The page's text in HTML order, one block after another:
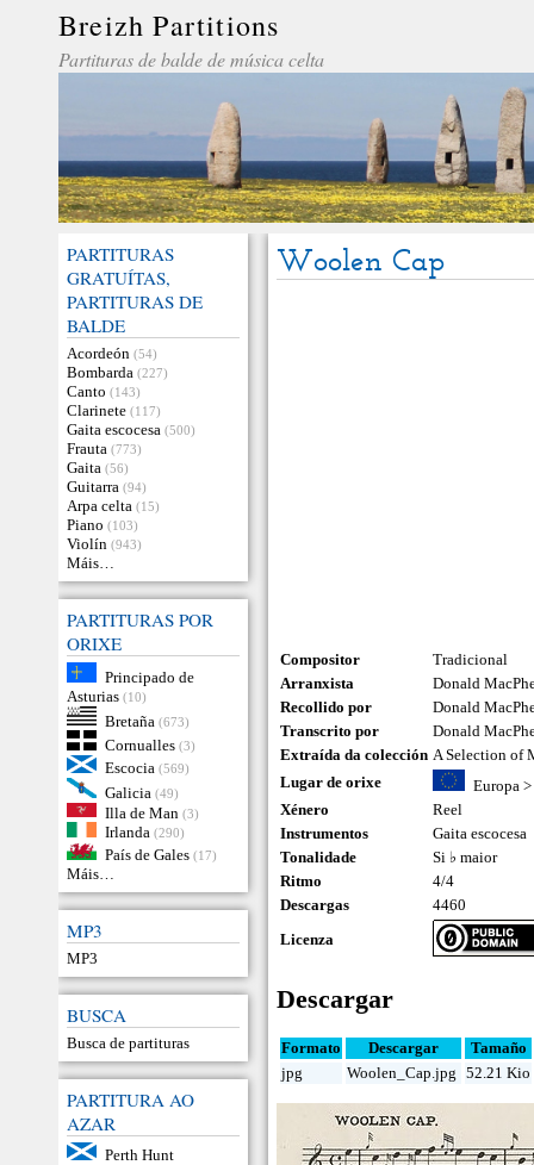
Breizh Partitions
Partituras de balde de música celta
PARTITURAS
GRATUÍTAS,
PARTITURAS DE
BALDE
Acordeón (54)
Bombarda (227)
Canto (143)
Clarinete (117)
Gaita escocesa (500)
Frauta (773)
Gaita (56)
Guitarra (94)
Arpa celta (15)
Piano (103)
Violín (943)
Máis…
PARTITURAS POR
ORIXE
Principado de
Asturias (10)
Bretaña (673)
Cornualles (3)
Escocia (569)
Galicia (49)
Illa de Man (3)
Irlanda (290)
País de Gales (17)
Máis…
MP3
MP3
BUSCA
Busca de partituras
PARTITURA AO
AZAR
Perth Hunt
Woolen Cap
Compositor
Tradicional
Arranxista
Donald
Recollido por
Donald
Transcrito por
Donald
Extraída da colección A Selection of
Lugar de orixe
Europa>
Xénero
Reel
Instrumentos
Gaita escocesa
Tonalidade
Si ♭ maior
Ritmo
4/4
Descargas
4460
Licenza
Descargar
Formato Descargar
Tamaño
jpg
Woolen_Cap.jpg 52.21 Kio